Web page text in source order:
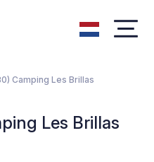
Camping Les Brillas
Les Brillas